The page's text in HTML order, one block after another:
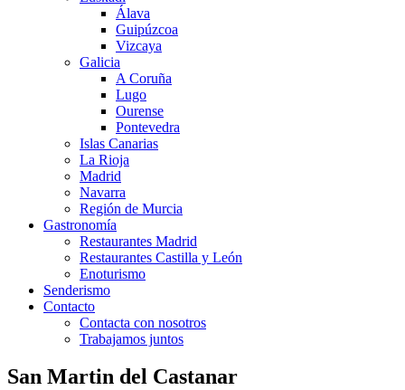
Álava
Guipúzcoa
Vizcaya
Galicia
A Coruña
Lugo
Ourense
Pontevedra
Islas Canarias
La Rioja
Madrid
Navarra
Región de Murcia
Gastronomía
Restaurantes Madrid
Restaurantes Castilla y León
Enoturismo
Senderismo
Contacto
Contacta con nosotros
Trabajamos juntos
San Martin del Castanar